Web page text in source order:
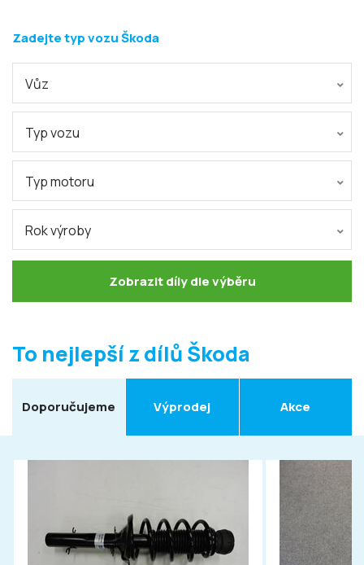
Zadejte typ vozu Škoda
Vůz
Typ vozu
Typ motoru
Rok výroby
Zobrazit díly dle výběru
To nejlepší z dílů Škoda
Doporučujeme Výprodej Akce